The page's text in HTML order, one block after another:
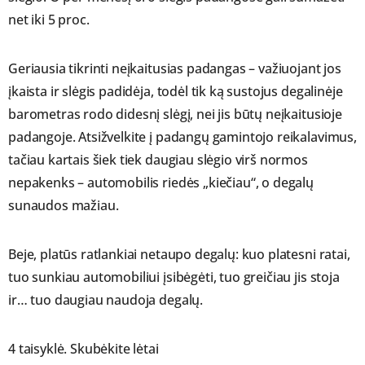
net iki 5 proc.
Geriausia tikrinti neįkaitusias padangas – važiuojant jos
įkaista ir slėgis padidėja, todėl tik ką sustojus degalinėje
barometras rodo didesnį slėgį, nei jis būtų neįkaitusioje
padangoje. Atsižvelkite į padangų gamintojo reikalavimus,
tačiau kartais šiek tiek daugiau slėgio virš normos
nepakenks – automobilis riedės „kiečiau“, o degalų
sunaudos mažiau.
Beje, platūs ratlankiai netaupo degalų: kuo platesni ratai,
tuo sunkiau automobiliui įsibėgėti, tuo greičiau jis stoja
ir… tuo daugiau naudoja degalų.
4 taisyklė. Skubėkite lėtai